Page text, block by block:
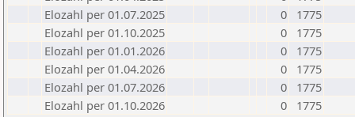
Elozahl per 01.07.2025
0
1775
Elozahl per 01.10.2025
0
1775
Elozahl per 01.01.2026
0
1775
Elozahl per 01.04.2026
0
1775
Elozahl per 01.07.2026
0
1775
Elozahl per 01.10.2026
0 1775